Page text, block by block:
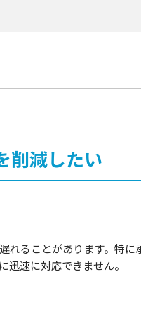
削減したい
ることがあります。特
迅速に対応できません。